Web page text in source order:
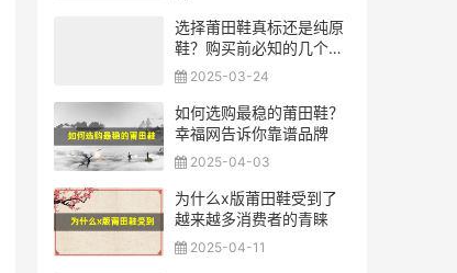
选择莆田鞋真标还是纯原
鞋？购买前必知的几个要
点 2025-03-24
如何选购最稳的莆田鞋？
幸福网告诉你靠谱品牌
2025-04-03
为什么x版莆田鞋受到了
越来越多消费者的青睐
2025-04-11